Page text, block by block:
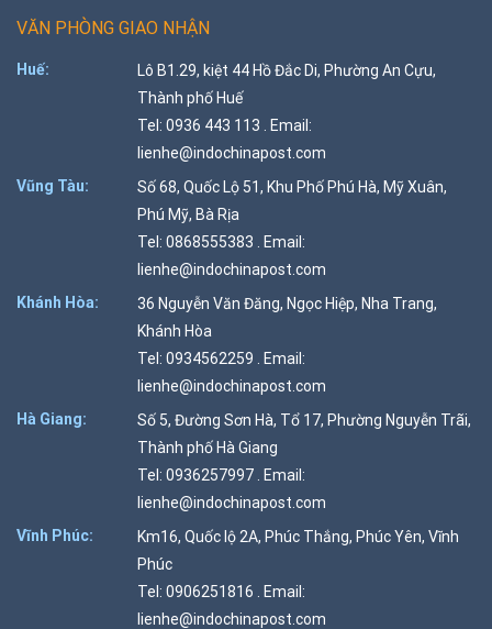
VĂN PHÒNG GIAO NHẬN
Huế:
Lô B1.29, kiệt 44 Hồ Đắc Di, Phường An Cựu,
Thành phố Huế
Tel: 0936 443 113 . Email:
lienhe@indochinapost.com
Vũng Tàu:
Số 68, Quốc Lộ 51, Khu Phố Phú Hà, Mỹ Xuân,
Phú Mỹ, Bà Rịa
Tel: 0868555383 . Email:
lienhe@indochinapost.com
Khánh Hòa:
36 Nguyễn Văn Đăng, Ngọc Hiệp, Nha Trang,
Khánh Hòa
Tel: 0934562259 . Email:
lienhe@indochinapost.com
Hà Giang:
Số 5, Đường Sơn Hà, Tổ 17, Phường Nguyễn Trãi,
Thành phố Hà Giang
Tel: 0936257997 . Email:
lienhe@indochinapost.com
Vĩnh Phúc:
Km16, Quốc lộ 2A, Phúc Thắng, Phúc Yên, Vĩnh
Phúc
Tel: 0906251816 . Email:
lienhe@indochinapost.com